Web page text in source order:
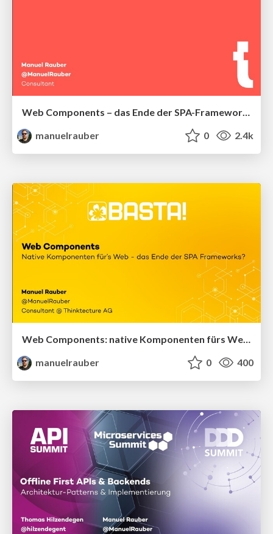
Web Components – das Ende der SPA-Framework-Ära?
manuelrauber
0 2.4k
Web Components: native Komponenten fürs Web – das Ende der SPA Frameworks?
manuelrauber
0 400